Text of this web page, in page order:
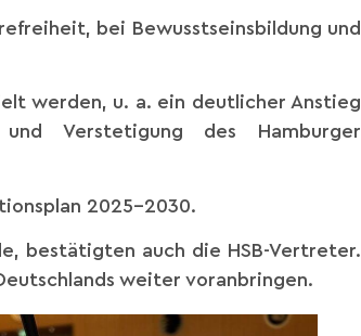
bei Bewusstseinsbildung und
werden, u. a. ein deutlicher Anstieg
Verstetigung des Hamburger
2025-2030.
bestätigten auch die HSB-Vertreter.
weiter voranbringen.